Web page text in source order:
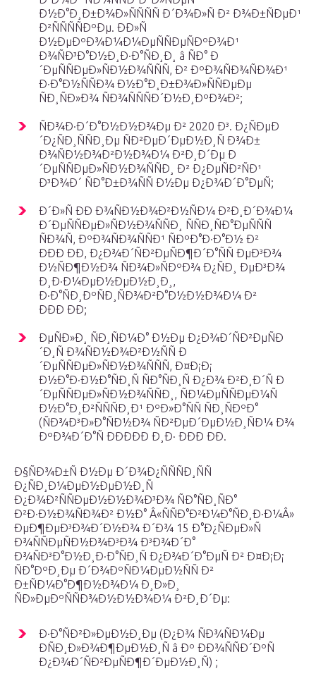
Ð½Ð°Ð¸Ð±Ð¾Ð»ÑÑÑÑ Ð´Ð¾Ð»Ñ Ð² Ð¾Ð±ÑÐµÐ¹
Ð²ÑÑÑÑÐºÐµ. ÐÐ»Ñ
Ð½ÐµÐºÐ¾Ð¼Ð¼ÐµÑÑÐµÑÐºÐ¾Ð¹
Ð¾ÑÐ³Ð°Ð½Ð¸Ð·Ð°ÑÐ¸Ð¸ â ÑÐ° Ð
´ÐµÑÑÐµÐ»ÑÐ½Ð¾ÑÑÑ, Ð² ÐºÐ¾ÑÐ¾ÑÐ¾Ð¹
Ð·Ð°Ð½ÑÑÐ¾ Ð½Ð°Ð¸Ð±Ð¾Ð»ÑÑÐµÐµ
ÑÐ¸ÑÐ»Ð¾ ÑÐ¾ÑÑÑÐ´Ð½Ð¸ÐºÐ¾Ð²;
ÑÐ¾Ð·Ð´Ð°Ð½Ð½Ð¾Ðµ Ð² 2020 Ð³. Ð¿ÑÐµÐ
´Ð¿ÑÐ¸ÑÑÐ¸Ðµ ÑÐ²ÐµÐ´ÐµÐ½Ð¸Ñ Ð¾Ð±
Ð¾ÑÐ½Ð¾Ð²Ð½Ð¾Ð¼ Ð²Ð¸Ð´Ðµ Ð
´ÐµÑÑÐµÐ»ÑÐ½Ð¾ÑÑÐ¸ Ð² Ð¿ÐµÑÐ²ÑÐ¹
Ð³Ð¾Ð´ ÑÐ°Ð±Ð¾ÑÑ Ð½Ðµ Ð¿Ð¾Ð´Ð°ÐµÑ;
Ð´Ð»Ñ ÐÐ Ð¾ÑÐ½Ð¾Ð²Ð½ÑÐ¼ Ð²Ð¸Ð´Ð¾Ð¼
Ð´ÐµÑÑÐµÐ»ÑÐ½Ð¾ÑÑÐ¸ ÑÑÐ¸ÑÐ°ÐµÑÑÑ
ÑÐ¾Ñ, ÐºÐ¾ÑÐ¾ÑÑÐ¹ ÑÐºÐ°Ð·Ð°Ð½ Ð²
ÐÐÐ ÐÐ, Ð¿Ð¾Ð´ÑÐ²ÐµÑÐ¶Ð´Ð°ÑÑ ÐµÐ³Ð¾
Ð½ÑÐ¶Ð½Ð¾ ÑÐ¾Ð»ÑÐºÐ¾ Ð¿ÑÐ¸ ÐµÐ³Ð¾
Ð¸Ð·Ð¼ÐµÐ½ÐµÐ½Ð¸Ð¸,
Ð·Ð°ÑÐ¸ÐºÑÐ¸ÑÐ¾Ð²Ð°Ð½Ð½Ð¾Ð¼ Ð²
ÐÐÐ ÐÐ;
ÐµÑÐ»Ð¸ ÑÐ¸ÑÐ¼Ð° Ð½Ðµ Ð¿Ð¾Ð´ÑÐ²ÐµÑÐ
´Ð¸Ñ Ð¾ÑÐ½Ð¾Ð²Ð½ÑÑ Ð
´ÐµÑÑÐµÐ»ÑÐ½Ð¾ÑÑÑ, Ð¤Ð¡Ð¡
Ð½Ð°Ð·Ð½Ð°ÑÐ¸Ñ ÑÐ°ÑÐ¸Ñ Ð¿Ð¾ Ð²Ð¸Ð´Ñ Ð
´ÐµÑÑÐµÐ»ÑÐ½Ð¾ÑÑÐ¸, ÑÐ¼ÐµÑÑÐµÐ¼Ñ
Ð½Ð°Ð¸Ð²ÑÑÑÐ¸Ð¹ ÐºÐ»Ð°ÑÑ ÑÐ¸ÑÐºÐ°
(ÑÐ¾Ð³Ð»Ð°ÑÐ½Ð¾ ÑÐ²ÐµÐ´ÐµÐ½Ð¸ÑÐ¼ Ð¾
ÐºÐ¾Ð´Ð°Ñ ÐÐÐÐ­Ð Ð¸Ð· ÐÐÐ ÐÐ.
Ð§ÑÐ¾Ð±Ñ Ð½Ðµ Ð´Ð¾Ð¿ÑÑÑÐ¸ÑÑ
Ð¿ÑÐ¸Ð¼ÐµÐ½ÐµÐ½Ð¸Ñ
Ð¿Ð¾Ð²ÑÑÐµÐ½Ð½Ð¾Ð³Ð¾ ÑÐ°ÑÐ¸ÑÐ°
Ð²Ð·Ð½Ð¾ÑÐ¾Ð² Ð½Ð° Â«ÑÑÐ°Ð²Ð¼Ð°ÑÐ¸Ð·Ð¼Â»
ÐµÐ¶ÐµÐ³Ð¾Ð´Ð½Ð¾ Ð´Ð¾ 15 Ð°Ð¿ÑÐµÐ»Ñ
Ð¾ÑÑÐµÑÐ½Ð¾Ð³Ð¾ Ð³Ð¾Ð´Ð°
Ð¾ÑÐ³Ð°Ð½Ð¸Ð·Ð°ÑÐ¸Ñ Ð¿Ð¾Ð´Ð°ÐµÑ Ð² Ð¤Ð¡Ð¡
ÑÐ°ÐºÐ¸Ðµ Ð´Ð¾ÐºÑÐ¼ÐµÐ½ÑÑ Ð²
Ð±ÑÐ¼Ð°Ð¶Ð½Ð¾Ð¼ Ð¸Ð»Ð¸
ÑÐ»ÐµÐºÑÑÐ¾Ð½Ð½Ð¾Ð¼ Ð²Ð¸Ð´Ðµ:
Ð·Ð°ÑÐ²Ð»ÐµÐ½Ð¸Ðµ (Ð¿Ð¾ ÑÐ¾ÑÐ¼Ðµ
ÐÑÐ¸Ð»Ð¾Ð¶ÐµÐ½Ð¸Ñ â Ðº ÐÐ¾ÑÑÐ´ÐºÑ
Ð¿Ð¾Ð´ÑÐ²ÐµÑÐ¶Ð´ÐµÐ½Ð¸Ñ) ;